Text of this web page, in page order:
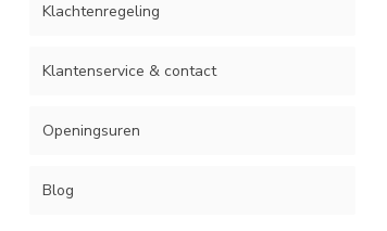
Klachtenregeling
Klantenservice & contact
Openingsuren
Blog